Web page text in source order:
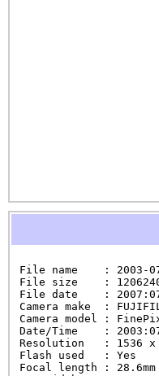
File name    : 2003-
File size    :
File date    :
Camera make  :
Camera model :
Date/Time    :
Resolution   : 1536 x
Flash used   : Yes
Focal length : 28.6mm